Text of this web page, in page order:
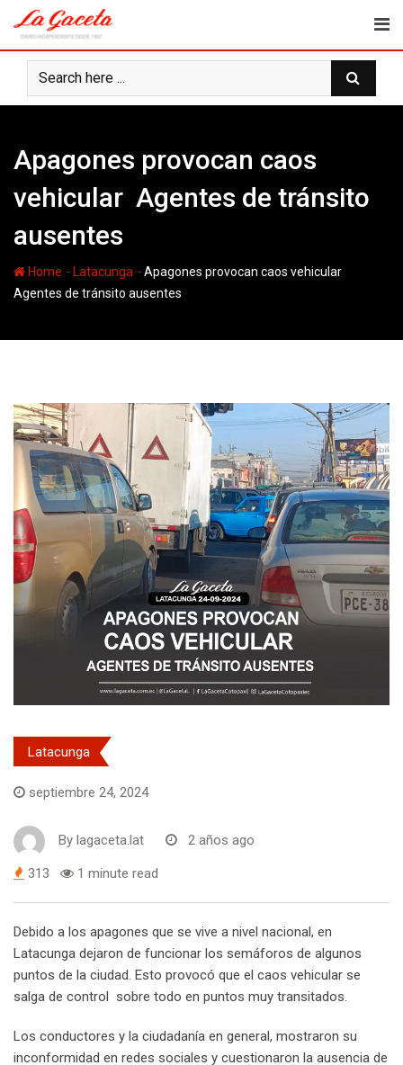
content
Apagones provocan caos
vehicular Agentes de tránsito
ausentes
Home - Latacunga -Apagones provocan caos vehicular
Agentes de tránsito ausentes
Latacunga
septiembre 24, 2024
By lagaceta.lat 2 años ago
313 1 minute read
Debido a los apagones que se vive a nivel nacional, en
Latacunga dejaron de funcionar los semáforos de algunos
puntos de la ciudad. Esto provocó que el caos vehicular se
salga de control sobre todo en puntos muy transitados.
Los conductores y la ciudadanía en general, mostraron su
inconformidad en redes sociales y cuestionaron la ausencia de